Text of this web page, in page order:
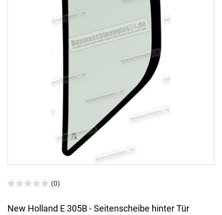
(0)
New Holland E 305B - Seitenscheibe hinter Tür